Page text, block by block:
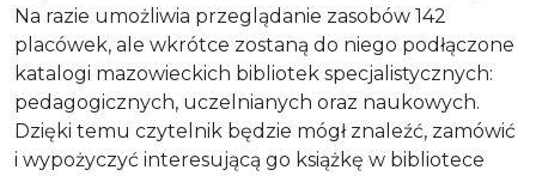
Na razie umożliwia przeglądanie zasobów 142
placówek, ale wkrótce zostaną do niego podłączone
katalogi mazowieckich bibliotek specjalistycznych:
pedagogicznych, uczelnianych oraz naukowych.
Dzięki temu czytelnik będzie mógł znaleźć, zamówić
i wypożyczyć interesującą go książkę w bibliotece